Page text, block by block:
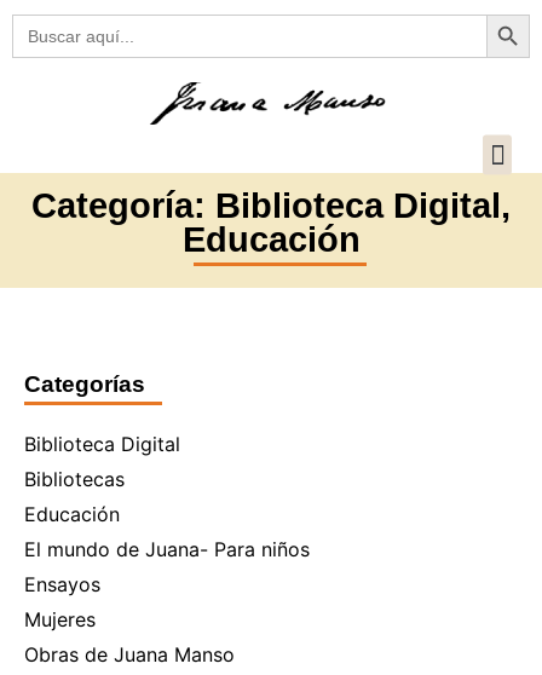
Buscar:
Categoría: Biblioteca Digital ,
Educación
Categorías
Biblioteca Digital
Bibliotecas
Educación
El mundo de Juana- Para niños
Ensayos
Mujeres
Obras de Juana Manso